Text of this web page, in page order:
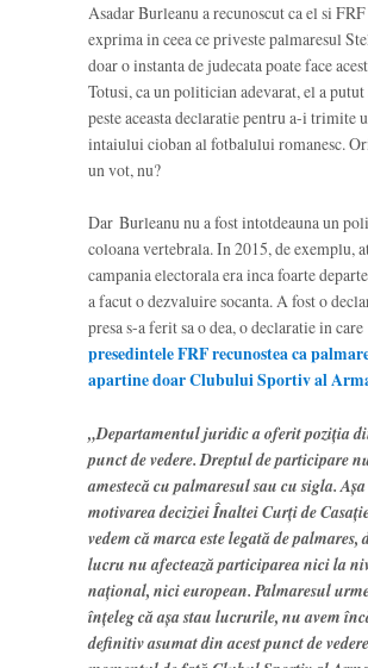
Asadar Burleanu a recunoscut ca el si
exprima in ceea ce priveste palmaresul
doar o instanta de judecata poate face
Totusi, ca un politician adevarat, el a putut
peste aceasta declaratie pentru a-i trimite
intaiului cioban al fotbalului romanesc.
un vot, nu?
Dar Burleanu nu a fost intotdeauna un
coloana vertebrala. In 2015, de exemplu,
campania electorala era inca foarte
a facut o dezvaluire socanta. A fost o
presa s-a ferit sa o dea, o declaratie in care
presedintele FRF recunostea ca
apartine doar Clubului Sportiv al
„Departamentul juridic a oferit poziţia
punct de vedere. Dreptul de participare
amestecă cu palmaresul sau cu sigla.
motivarea deciziei Înaltei Curţi de
vedem că marca este legată de palmares,
lucru nu afectează participarea nici la
naţional, nici european. Palmaresul
înţeleg că aşa stau lucrurile, nu avem
definitiv asumat din acest punct de